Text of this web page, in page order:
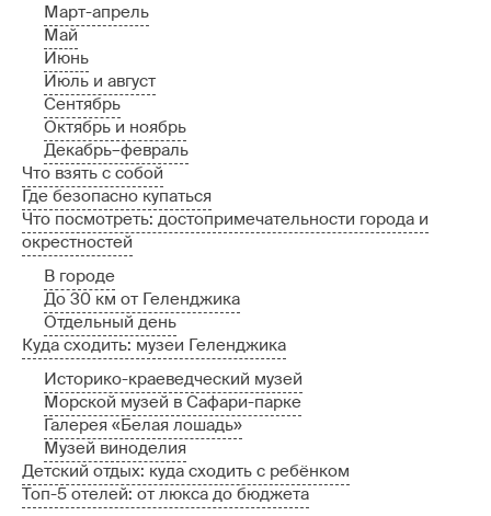
Март-апрель
Май
Июнь
Июль и август
Сентябрь
Октябрь и ноябрь
Декабрь–февраль
Что взять с собой
Где безопасно купаться
Что посмотреть: достопримечательности города и
окрестностей
В городе
До 30 км от Геленджика
Отдельный день
Куда сходить: музеи Геленджика
Историко-краеведческий музей
Морской музей в Сафари-парке
Галерея «Белая лошадь»
Музей виноделия
Детский отдых: куда сходить с ребёнком
Топ-5 отелей: от люкса до бюджета